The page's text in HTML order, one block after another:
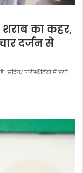
शराब का कहर,
दर्जन से
संदिग्ध परिस्थितियों में मरने